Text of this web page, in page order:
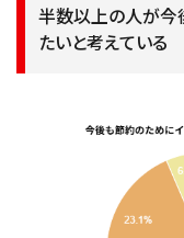
半数以上の人が今
たいと考えている